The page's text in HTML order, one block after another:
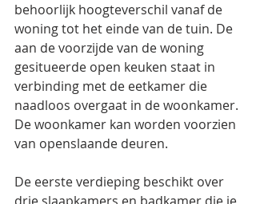
behoorlijk hoogteverschil vanaf de
woning tot het einde van de tuin. De
aan de voorzijde van de woning
gesitueerde open keuken staat in
verbinding met de eetkamer die
naadloos overgaat in de woonkamer.
De woonkamer kan worden voorzien
van openslaande deuren.
De eerste verdieping beschikt over